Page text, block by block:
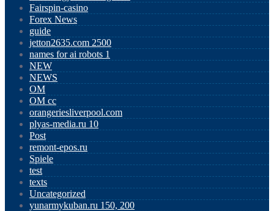
Fairspin-casino
Forex News
guide
jetton2635.com 2500
names for ai robots 1
NEW
NEWS
OM
OM cc
orangeriesliverpool.com
plyas-media.ru 10
Post
remont-epos.ru
Spiele
test
texts
Uncategorized
yunarmykuban.ru 150, 200